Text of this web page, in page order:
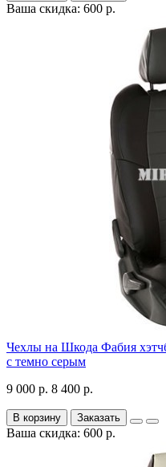
Ваша скидка: 600 р.
Чехлы на Шкода Фабия
с темно серым
9 000 р. 8 400 р.
В корзину Заказать
Ваша скидка: 600 р.